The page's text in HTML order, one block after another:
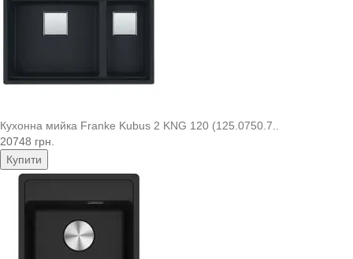
Кухонна мийка Franke Kubus 2 KNG 120 (125.0750.7..
20748 грн.
Купити